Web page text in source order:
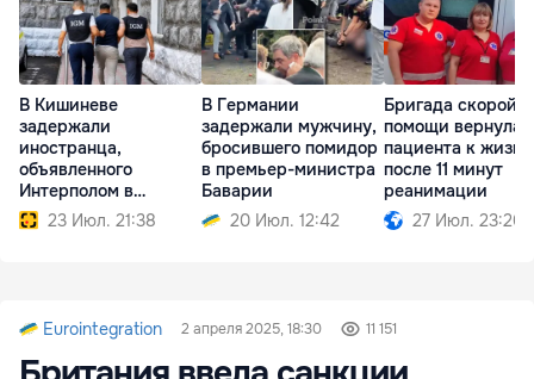
В Кишиневе
задержали
иностранца,
объявленного
Интерполом в
международный
розыск
23 Июл. 21:38
В Германии
задержали мужчину,
бросившего помидор
в премьер-министра
Баварии
20 Июл. 12:42
Бригада скорой
помощи вернула
пациента к жизни
после 11 минут
реанимации
27 Июл. 23:20
Eurointegration 2 апреля 2025, 18:30 11 151